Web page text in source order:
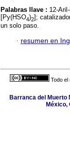
Palabras llave : 12-
[Py(HSO4)2];
un solo paso.
· resumen en
Todo el
Barranca del Muerto
México,